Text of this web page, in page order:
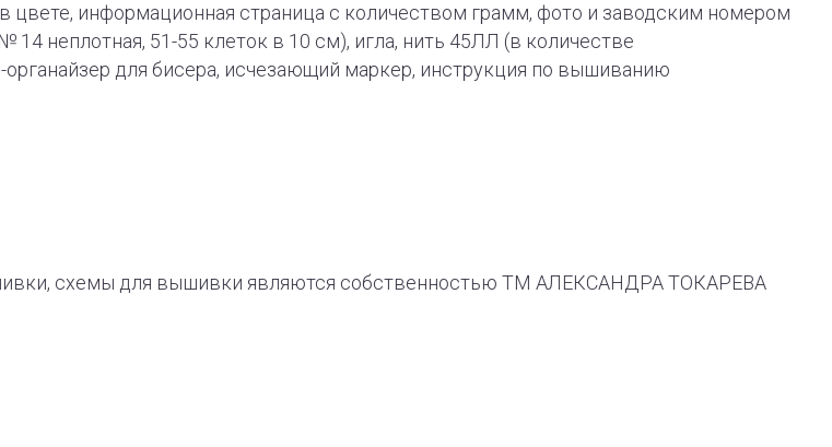
в цвете, информационная страница с количеством грамм, фото и заводским номером
14 неплотная, 51-55 клеток в 10 см), игла, нить 45ЛЛ (в количестве
для бисера, исчезающий маркер, инструкция по вышиванию
схемы для вышивки являются собственностью ТМ АЛЕКСАНДРА ТОКАРЕВА